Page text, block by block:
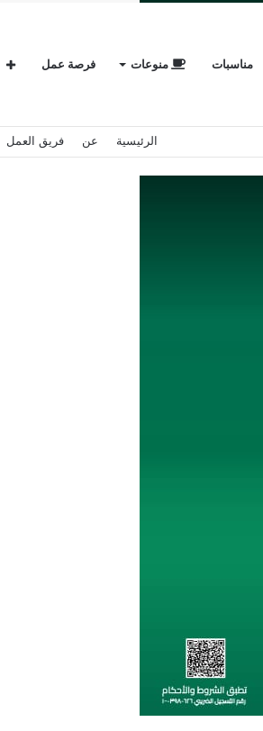
مناسبات منوعات فرصة عمل
الرئيسية عن فريق العمل